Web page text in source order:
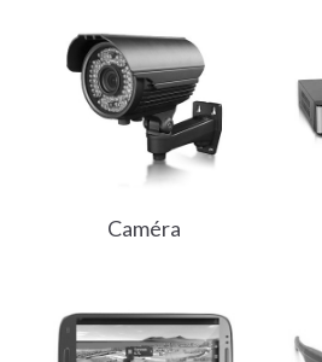
Caméra